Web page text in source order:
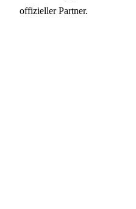
offizieller Partner.